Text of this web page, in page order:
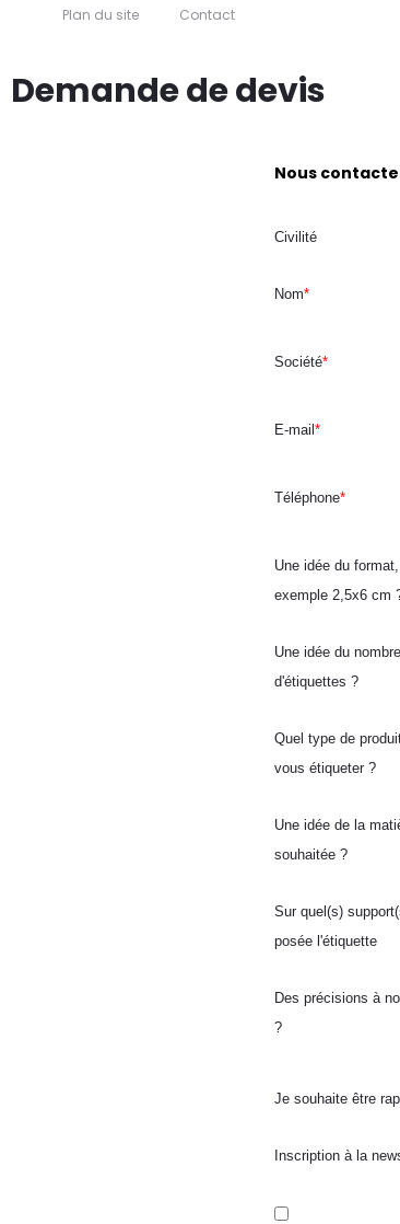
Plan du site
Contact
Demande de devis
Nous
Civilité
Nom*
Société*
E-mail *
Téléphone*
Une idée du
exemple 2,5x6 cm
Une idée du nombre
d'étiquettes ?
Quel type de
vous étiqueter ?
Une idée de la
souhaitée ?
Sur quel(s)
posée l'étiquette
Des précisions à
?
Je souhaite être
Inscription à la